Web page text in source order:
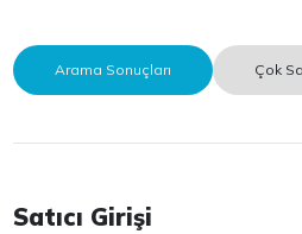
Arama Sonuçları Çok
Satıcı Girişi